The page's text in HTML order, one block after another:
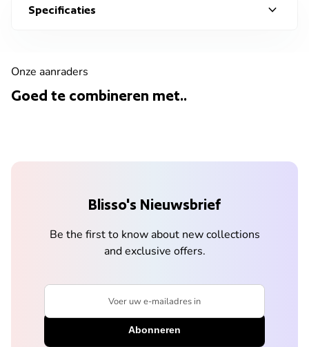
Specificaties expand_more
Onze aanraders
Goed te combineren met..
Blisso's Nieuwsbrief
Be the first to know about new collections
and exclusive offers.
Voer uw e-mailadres in